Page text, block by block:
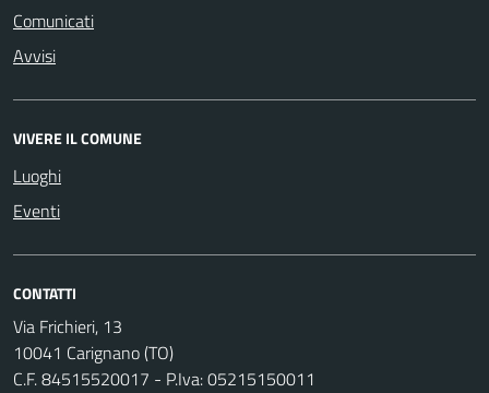
Comunicati
Avvisi
VIVERE IL COMUNE
Luoghi
Eventi
CONTATTI
Via Frichieri, 13
10041 Carignano (TO)
C.F. 84515520017 - P.Iva: 05215150011